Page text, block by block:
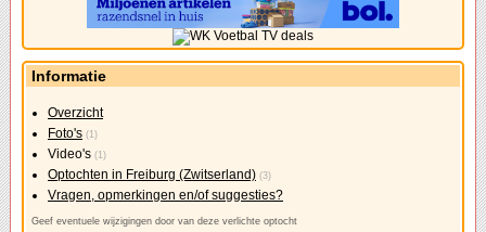
Informatie
Overzicht
Foto's (1)
Video's (1)
Optochten in Freiburg (Zwitserland) (3)
Vragen, opmerkingen en/of suggesties?
Geef eventuele wijzigingen door van deze verlichte optocht